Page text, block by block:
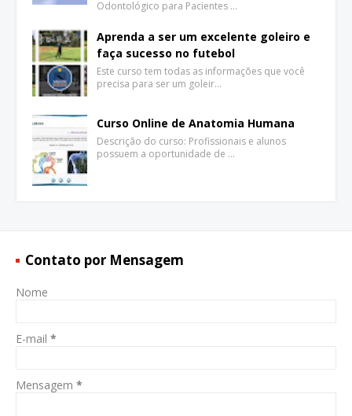
Odontológico para Pacientes …
Aprenda a ser um excelente goleiro e
faça sucesso no futebol
Este curso tem todas as informações que você
precisa para ser um goleir…
Curso Online de Anatomia Humana
Descrição do curso: Profissionais e alunos
possuem a oportunidade de …
Contato por Mensagem
Nome
E-mail *
Mensagem *